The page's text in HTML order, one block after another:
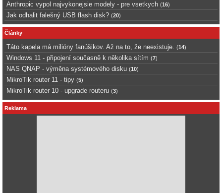
Anthropic vypol najvykonejsie modely - pre vsetkych (16)
Jak odhalit falešný USB flash disk? (20)
Články
Táto kapela má milióny fanúšikov. Až na to, že neexistuje. (14)
Windows 11 - připojení současně k několika sítím (7)
NAS QNAP - výměna systémového disku (10)
MikroTik router 11 - tipy (5)
MikroTik router 10 - upgrade routeru (3)
Reklama